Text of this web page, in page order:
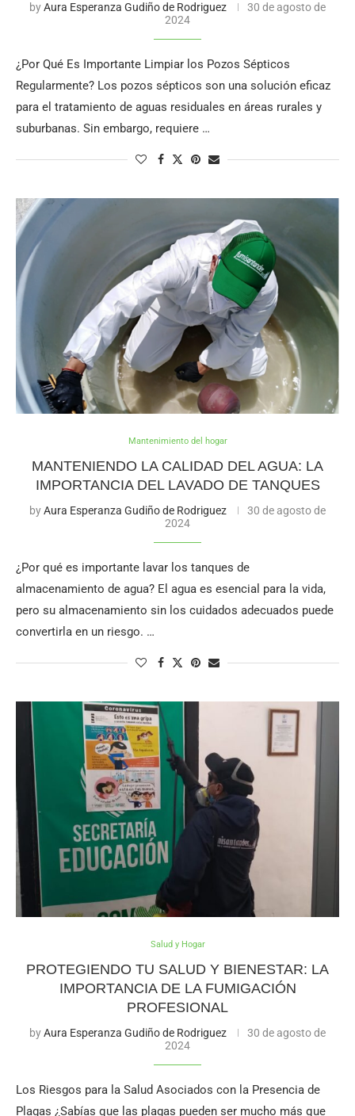
byAura Esperanza Gudiño de Rodriguez
30 de agosto de
2024
¿Por Qué Es Importante Limpiar los Pozos Sépticos
Regularmente? Los pozos sépticos son una solución eficaz
para el tratamiento de aguas residuales en áreas rurales y
suburbanas. Sin embargo, requiere …
Mantenimiento del hogar
MANTENIENDO LA CALIDAD DEL AGUA: LA
IMPORTANCIA DEL LAVADO DE TANQUES
byAura Esperanza Gudiño de Rodriguez
30 de agosto de
2024
¿Por qué es importante lavar los tanques de
almacenamiento de agua? El agua es esencial para la vida,
pero su almacenamiento sin los cuidados adecuados puede
convertirla en un riesgo. …
Salud y Hogar
PROTEGIENDO TU SALUD Y BIENESTAR: LA
IMPORTANCIA DE LA FUMIGACIÓN
PROFESIONAL
byAura Esperanza Gudiño de Rodriguez
30 de agosto de
2024
Los Riesgos para la Salud Asociados con la Presencia de
Plagas ¿Sabías que las plagas pueden ser mucho más que